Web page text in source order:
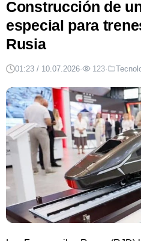
Construcción de
especial para
Rusia
01:23 / 10.07.2026· 123·